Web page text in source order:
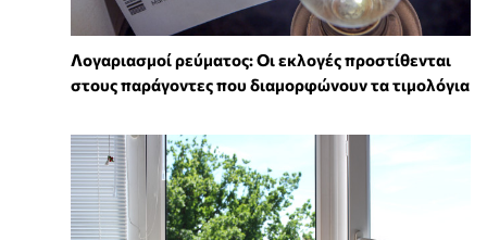
Λογαριασμοί ρεύματος: Οι εκλογές προστίθενται
στους παράγοντες που διαμορφώνουν τα τιμολόγια